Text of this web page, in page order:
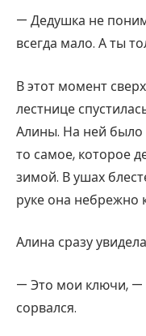
— Дедушка не
всегда мало. А ты
В этот момент
лестнице
Алины. На ней
то самое, которое
зимой. В ушах
руке она небрежно
Алина сразу
— Это мои ключи, —
сорвался.